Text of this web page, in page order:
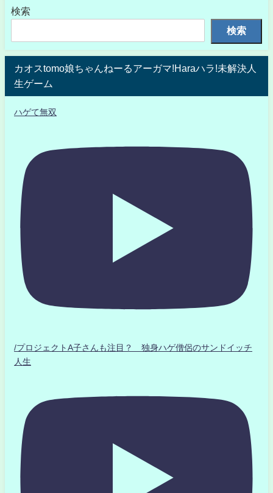
検索
検索
カオスtomo娘ちゃんねーるアーガマ!Haraハラ!未解決人
生ゲーム
ハゲて無双
/プロジェクトA子さんも注目？ 独身ハゲ僧侶のサンドイッチ
人生